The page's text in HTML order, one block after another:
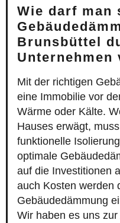
Wie darf man
Brunsbüttel
Unternehmen
Mit der richtigen
eine Immobilie vor
Wärme oder Kälte.
Hauses erwägt,
funktionelle
optimale
auf die Investitionen
auch Kosten werden
Gebäudedämmung
Wir haben es uns